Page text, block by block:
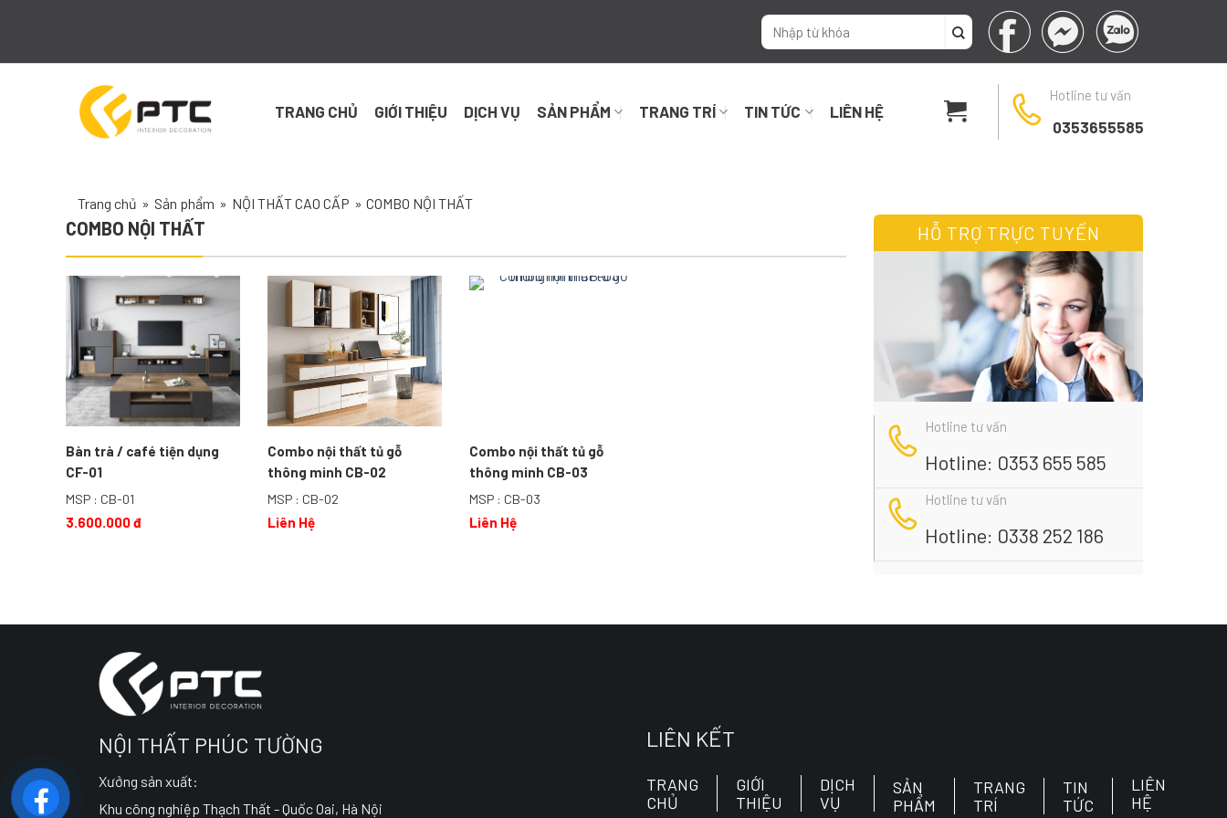
TRANG CHỦ GIỚI THIỆU DỊCH VỤ SẢN PHẨM TRANG TRÍ TIN TỨC LIÊN HỆ
Hotline tư vấn
0353655585
Trang chủ » Sản phẩm » NỘI THẤT CAO CẤP » COMBO NỘI THẤT
COMBO NỘI THẤT
Bàn trà / café tiện dụng
CF-01
MSP : CB-01
3.600.000 đ
Combo nội thất tủ gỗ
thông minh CB-02
MSP : CB-02
Liên Hệ
Combo nội thất tủ gỗ
thông minh CB-03
MSP : CB-03
Liên Hệ
HỖ TRỢ TRỰC TUYẾN
Hotline tư vấn
Hotline: 0353 655 585
Hotline tư vấn
Hotline: 0338 252 186
NỘI THẤT PHÚC TƯỜNG
Xưởng sản xuất:
Khu công nghiệp Thạch Thất - Quốc Oai, Hà Nội
LIÊN KẾT
TRANG
CHỦ
GIỚI
THIỆU
DỊCH
VỤ
SẢN
PHẨM
TRANG
TRÍ
TIN
TỨC
LIÊN
HỆ